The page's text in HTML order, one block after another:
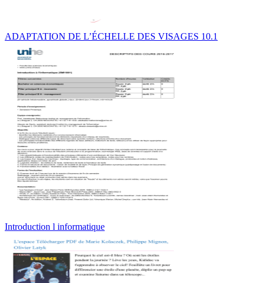
ADAPTATION DE L’ÉCHELLE DES VISAGES 10.1
Introduction l informatique